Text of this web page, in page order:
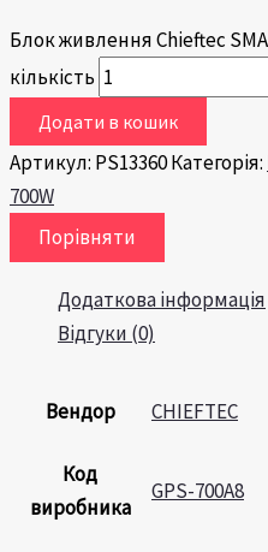
Блок живлення Chieftec
кількість
Додати в кошик
Артикул: PS13360Категорія:
700W
Порівняти
Додаткова інформація
Відгуки (0)
Вендор CHIEFTEC
Код
виробника
GPS-700A8